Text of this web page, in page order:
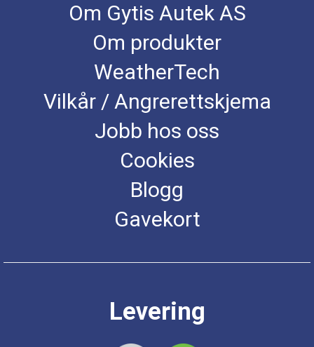
Om Gytis Autek AS
Om produkter
WeatherTech
Vilkår / Angrerettskjema
Jobb hos oss
Cookies
Blogg
Gavekort
Levering